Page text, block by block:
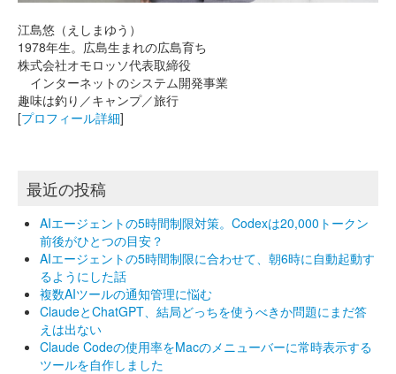
江島悠（えしまゆう）
1978年生。広島生まれの広島育ち
株式会社オモロッソ代表取締役
インターネットのシステム開発事業
趣味は釣り／キャンプ／旅行
[プロフィール詳細]
最近の投稿
AIエージェントの5時間制限対策。Codexは20,000トークン
前後がひとつの目安？
AIエージェントの5時間制限に合わせて、朝6時に自動起動す
るようにした話
複数AIツールの通知管理に悩む
ClaudeとChatGPT、結局どっちを使うべきか問題にまだ答
えは出ない
Claude Codeの使用率をMacのメニューバーに常時表示する
ツールを自作しました